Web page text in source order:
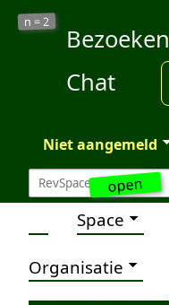
open
n =2
Bezoeken
Chat
Niet aangemeld
Space
Organisatie